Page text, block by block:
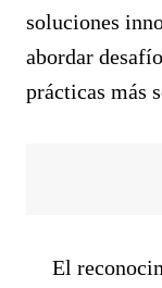
soluciones
abordar
prácticas más
El